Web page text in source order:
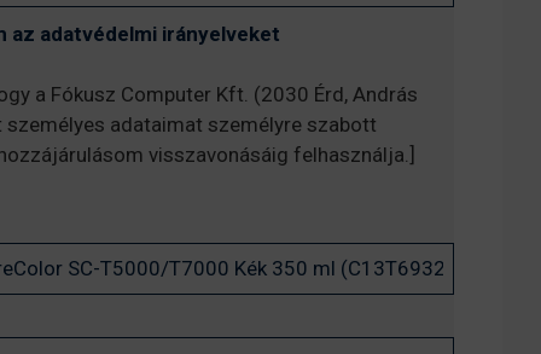
az adatvédelmi irányelveket
a Fókusz Computer Kft. (2030 Érd, András
adataimat személyre szabott
visszavonásáig felhasználja.]